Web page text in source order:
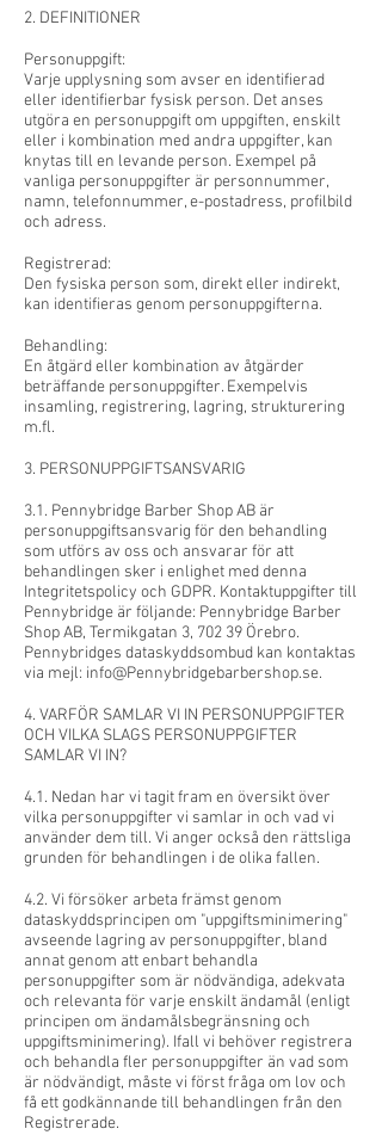
2. DEFINITIONER
Personuppgift:
Varje upplysning som avser en identifierad
eller identifierbar fysisk person. Det anses
utgöra en personuppgift om uppgiften, enskilt
eller i kombination med andra uppgifter, kan
knytas till en levande person. Exempel på
vanliga personuppgifter är personnummer,
namn, telefonnummer, e-postadress, profilbild
och adress.
Registrerad:
Den fysiska person som, direkt eller indirekt,
kan identifieras genom personuppgifterna.
Behandling:
En åtgärd eller kombination av åtgärder
beträffande personuppgifter. Exempelvis
insamling, registrering, lagring, strukturering
m.fl.
3. PERSONUPPGIFTSANSVARIG
3.1. Pennybridge Barber Shop AB är
personuppgiftsansvarig för den behandling
som utförs av oss och ansvarar för att
behandlingen sker i enlighet med denna
Integritetspolicy och GDPR. Kontaktuppgifter till
Pennybridge är följande: Pennybridge Barber
Shop AB, Termikgatan 3, 702 39 Örebro.
Pennybridges dataskyddsombud kan kontaktas
via mejl: info@Pennybridgebarbershop.se.
4. VARFÖR SAMLAR VI IN PERSONUPPGIFTER
OCH VILKA SLAGS PERSONUPPGIFTER
SAMLAR VI IN?
4.1. Nedan har vi tagit fram en översikt över
vilka personuppgifter vi samlar in och vad vi
använder dem till. Vi anger också den rättsliga
grunden för behandlingen i de olika fallen.
4.2. Vi försöker arbeta främst genom
dataskyddsprincipen om "uppgiftsminimering"
avseende lagring av personuppgifter, bland
annat genom att enbart behandla
personuppgifter som är nödvändiga, adekvata
och relevanta för varje enskilt ändamål (enligt
principen om ändamålsbegränsning och
uppgiftsminimering). Ifall vi behöver registrera
och behandla fler personuppgifter än vad som
är nödvändigt, måste vi först fråga om lov och
få ett godkännande till behandlingen från den
Registrerade.